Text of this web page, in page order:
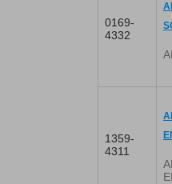
0169-
4332
1359-
4311